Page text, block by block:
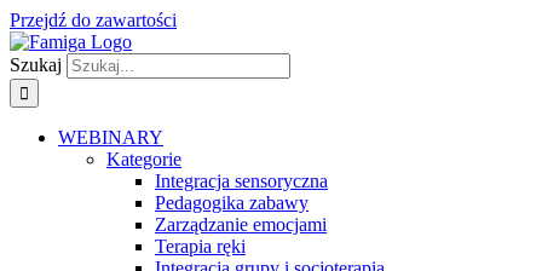
Przejdź do zawartości
Szukaj
WEBINARY
Kategorie
Integracja sensoryczna
Pedagogika zabawy
Zarządzanie emocjami
Terapia ręki